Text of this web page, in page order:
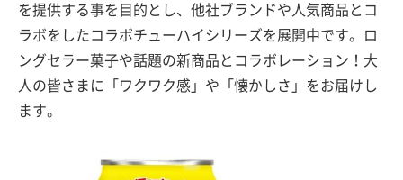
を提供する事を目的とし、他社ブランドや人気商品とコ
ラボをしたコラボチューハイシリーズを展開中です。ロ
ングセラー菓子や話題の新商品とコラボレーション！大
人の皆さまに「ワクワク感」や「懐かしさ」をお届けし
ます。